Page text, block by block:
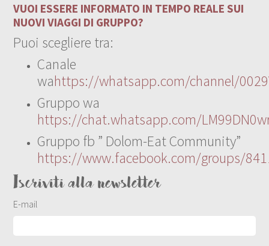
VUOI ESSERE INFORMATO IN TEMPO REALE SUI
NUOVI VIAGGI DI GRUPPO?
Puoi scegliere tra:
Canale
wahttps://whatsapp.com/channel/
Gruppo wa
https://chat.whatsapp.com/
Gruppo fb ” Dolom-Eat Community”
https://www.facebook.com/groups/
Iscriviti alla newsletter
E-mail